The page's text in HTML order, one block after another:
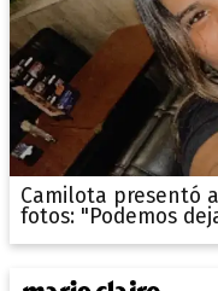
Camilota presentó
fotos: "Podemos